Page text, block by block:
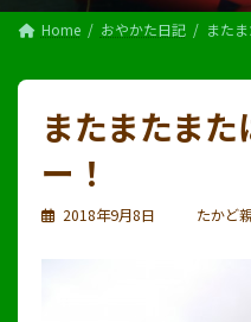
Home おやかた日記 また
またまたま
ー！
2018年9月8日 たかど